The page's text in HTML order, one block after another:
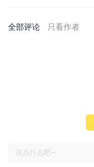
全部评论 只看作者
说点什么吧~